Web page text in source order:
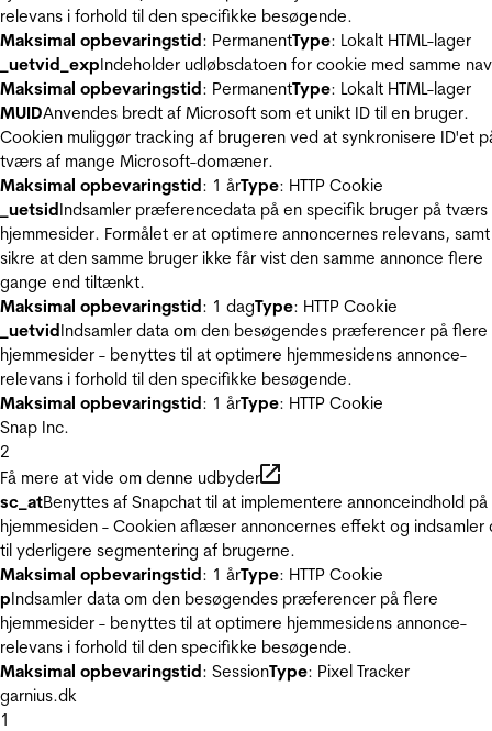
relevans i forhold til den specifikke besøgende.
Maksimal opbevaringstid: PermanentType: Lokalt HTML-lager
_uetvid_expIndeholder udløbsdatoen for cookie med samme
Maksimal opbevaringstid: PermanentType: Lokalt HTML-lager
MUIDAnvendes bredt af Microsoft som et unikt ID til en bruger.
Cookien muliggør tracking af brugeren ved at synkronisere ID'et
tværs af mange Microsoft-domæner.
Maksimal opbevaringstid: 1 årType: HTTP Cookie
_uetsidIndsamler præferencedata på en specifik bruger på tværs
hjemmesider. Formålet er at optimere annoncernes relevans, samt
sikre at den samme bruger ikke får vist den samme annonce flere
gange end tiltænkt.
Maksimal opbevaringstid: 1 dagType: HTTP Cookie
_uetvidIndsamler data om den besøgendes præferencer på flere
hjemmesider - benyttes til at optimere hjemmesidens annonce-
relevans i forhold til den specifikke besøgende.
Maksimal opbevaringstid: 1 årType: HTTP Cookie
Snap Inc.
2
Få mere at vide om denne udbyder
sc_atBenyttes af Snapchat til at implementere annonceindhold på
hjemmesiden - Cookien aflæser annoncernes effekt og indsamler
til yderligere segmentering af brugerne.
Maksimal opbevaringstid: 1 årType: HTTP Cookie
pIndsamler data om den besøgendes præferencer på flere
hjemmesider - benyttes til at optimere hjemmesidens annonce-
relevans i forhold til den specifikke besøgende.
Maksimal opbevaringstid: SessionType: Pixel Tracker
garnius.dk
1